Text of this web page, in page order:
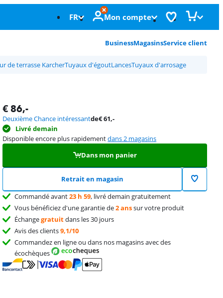
FR Mon compte
BusinessMagasinsService client
de terrasse KarcherTuyaux d'égoutLancesTuyaux d'arrosage
€ 86,-
Deuxième Chance intéressantde€61,-
Livré demain
Disponible encore plus rapidementdans 2 magasins
Dans mon panier
Retrait en magasin
Commandé avant23 h 59, livré demain gratuitement
Vous bénéficiez d'une garantie de2 anssur votre produit
Échangegratuitdans les 30 jours
Avis des clients9,1/10
Commandez en ligne ou dans nos magasins avec des
écochèques